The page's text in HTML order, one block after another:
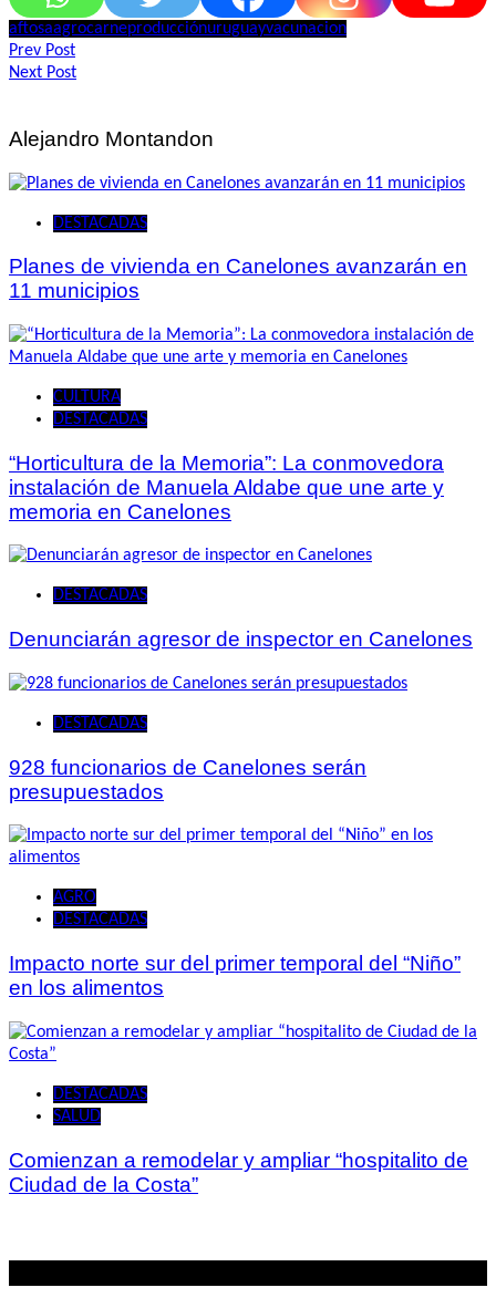
aftosaagrocarneproducciónuruguayvacunacion
Navegación
de
Prev Post
Next Post
Alejandro Montandon
DESTACADAS
Planes de vivienda en Canelones avanzarán en
11 municipios
CULTURA
DESTACADAS
“Horticultura de la Memoria”: La conmovedora
instalación de Manuela Aldabe que une arte y
memoria en Canelones
DESTACADAS
Denunciarán agresor de inspector en Canelones
DESTACADAS
928 funcionarios de Canelones serán
presupuestados
AGRO
DESTACADAS
Impacto norte sur del primer temporal del “Niño”
en los alimentos
DESTACADAS
SALUD
Comienzan a remodelar y ampliar “hospitalito de
Ciudad de la Costa”